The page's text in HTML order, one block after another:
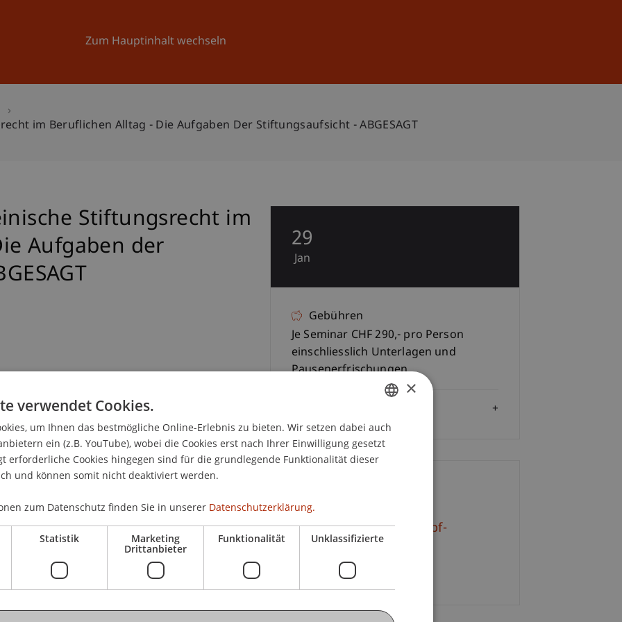
Zum Hauptinhalt wechseln
Universität Aktuelles
im Beruflichen Alltag - Die Aufgaben Der Stiftungsaufsicht - ABGESAGT
Stiftungsrecht im
Aufgaben der
Stiftungsrecht im August 2008 an der
interessierte Personen
Stiftungsrechts informieren.
Informationen über die Totalrevision des
an praxisrelevanten Fragen für die
Fragen, die sich um die konkrete Umsetzung
täglichen Beratungs- und Berufspraxis drehen.
Praktikern und Wissenschaftlern in
29
Jan
Gebühren
Je Seminar CHF 290,- pro Person
einschliesslich Unterlagen und
Pausenerfrischungen.
Mag. iur. Martina Schöpf-
Herberstein
232 22 33
GERMAN
ENGLISH
×
verwendet Cookies.
um Ihnen das bestmögliche Online-Erlebnis zu bieten. Wir setzen dabei auch
ein (z.B. YouTube), wobei die Cookies erst nach Ihrer Einwilligung gesetzt
erforderliche Cookies hingegen sind für die grundlegende Funktionalität dieser
und können somit nicht deaktiviert werden.
zum Datenschutz finden Sie in unserer Datenschutzerklärung.
Statistik Marketing
Drittanbieter
Funktionalität Unklassifizierte